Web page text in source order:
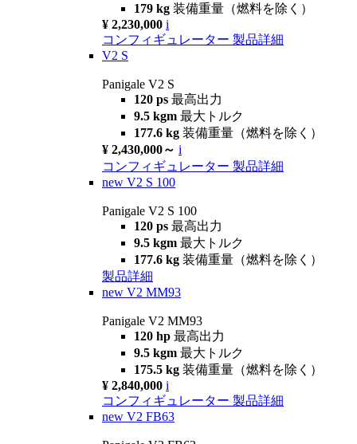
179 kg 装備重量（燃料を除く）
¥ 2,230,000 i
コンフィギュレーター 製品詳細
V2 S
Panigale V2 S
120 ps 最高出力
9.5 kgm 最大トルク
177.6 kg 装備重量（燃料を除く）
¥ 2,430,000～ i
コンフィギュレーター 製品詳細
new V2 S 100
Panigale V2 S 100
120 ps 最高出力
9.5 kgm 最大トルク
177.6 kg 装備重量（燃料を除く）
製品詳細
new V2 MM93
Panigale V2 MM93
120 hp 最高出力
9.5 kgm 最大トルク
175.5 kg 装備重量（燃料を除く）
¥ 2,840,000 i
コンフィギュレーター 製品詳細
new V2 FB63